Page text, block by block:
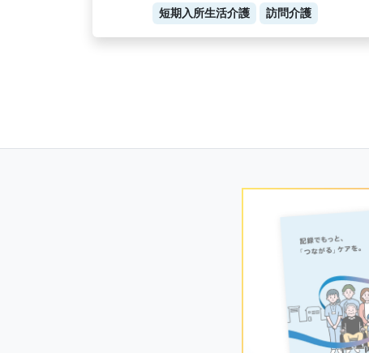
短期入所生活介護
訪問介護